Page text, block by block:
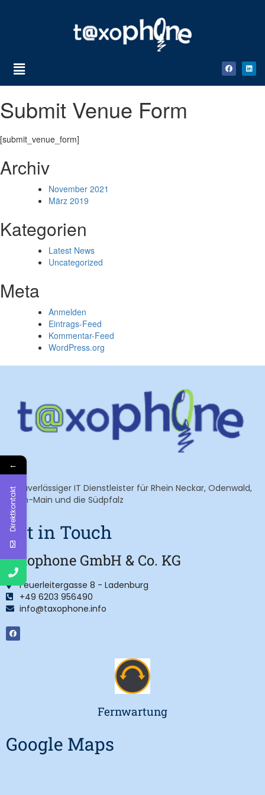
Submit Venue Form
[submit_venue_form]
Archiv
November 2021
März 2019
Kategorien
Latest News
Uncategorized
Meta
Anmelden
Eintrags-Feed
Kommentar-Feed
WordPress.org
Ihr zuverlässiger IT Dienstleister für Rhein Neckar, Odenwald,
Rhein-Main und die Südpfalz
Get in Touch
taxophone GmbH & Co. KG
Feuerleitergasse 8 - Ladenburg
+49 6203 956490
info@taxophone.info
Fernwartung
Google Maps
←
Direktkontakt